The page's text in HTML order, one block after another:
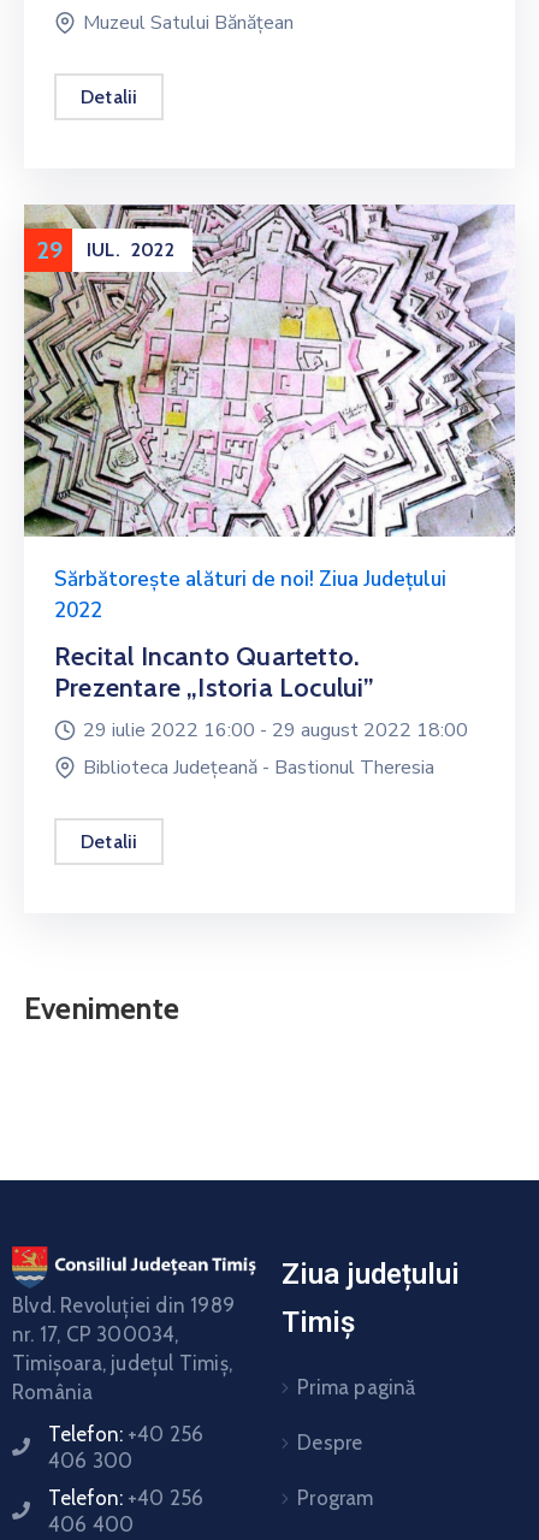
Muzeul Satului Bănățean
Detalii
29 IUL. 2022
Sărbătorește alături de noi! Ziua Județului
2022
Recital Incanto Quartetto.
Prezentare „Istoria Locului”
29 iulie 2022 16:00 - 29 august 2022 18:00
Biblioteca Județeană - Bastionul Theresia
Detalii
Evenimente
Blvd. Revoluţiei din 1989
nr. 17, CP 300034,
Timişoara, judeţul Timiş,
România
Telefon: +40 256
406 300
Telefon: +40 256
406 400
Ziua județului
Timiș
Prima pagină
Despre
Program